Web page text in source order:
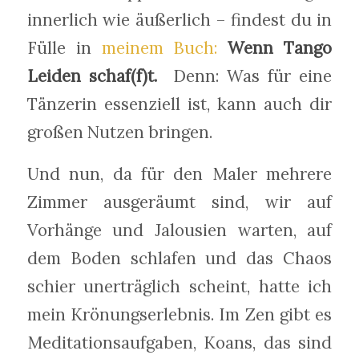
innerlich wie äußerlich – findest du in
Fülle in meinem Buch:Wenn Tango
Leiden schaf(f)t.
Denn: Was für eine
Tänzerin essenziell ist, kann auch dir
großen Nutzen bringen.
Und nun, da für den Maler mehrere
Zimmer ausgeräumt sind, wir auf
Vorhänge und Jalousien warten, auf
dem Boden schlafen und das Chaos
schier unerträglich scheint, hatte ich
mein Krönungserlebnis. Im Zen gibt es
Meditationsaufgaben, Koans, das sind